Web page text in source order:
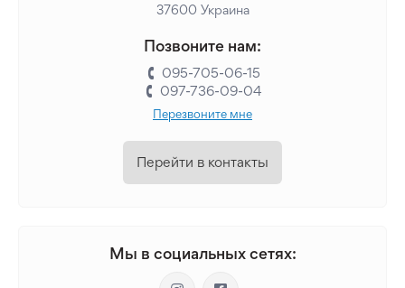
37600 Украина
Позвоните нам:
095-705-06-15
097-736-09-04
Перезвоните мне
Перейти в контакты
Мы в социальных сетях: